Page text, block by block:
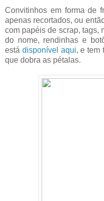
Convitinhos em forma de
apenas recortados, ou
com papéis de scrap, tags,
do nome, rendinhas e
está disponível aqui, e tem
que dobra as pétalas.